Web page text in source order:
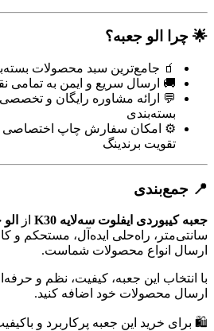
🌟 چرا الو جعبه؟
🧃 جامع‌ترین سبد محصولات
🚚 ارسال سریع و ایمن به تمامی
💬 ارائه مشاوره رایگان و تخصصی
بسته‌بندی
⚙️ امکان سفارش چاپ اختصاصی
تقویت برندینگ
📍 جمع‌بندی
جعبه کیبوردی ایفلوت سه‌لایه K30 از
سانتی‌متر، راه‌حلی ایده‌آل، مستحکم و
ارسال انواع محصولات شماست.
با انتخاب این جعبه، کیفیت، نظم و
ارسال محصولات خود اضافه کنید.
🛍️ برای خرید این جعبه پرکاربرد و